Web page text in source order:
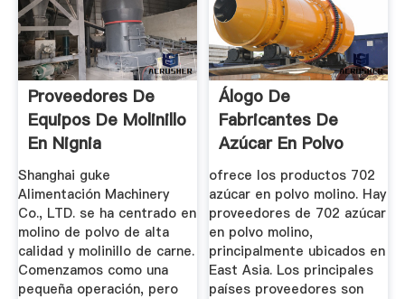
Proveedores De
Equipos De Molinillo
En Nignia
Shanghai guke
Alimentación Machinery
Co., LTD. se ha centrado en
molino de polvo de alta
calidad y molinillo de carne.
Comenzamos como una
pequeña operación, pero
Álogo De
Fabricantes De
Azúcar En Polvo
Molino De Alta ...
ofrece los productos 702
azúcar en polvo molino. Hay
proveedores de 702 azúcar
en polvo molino,
principalmente ubicados en
East Asia. Los principales
países proveedores son